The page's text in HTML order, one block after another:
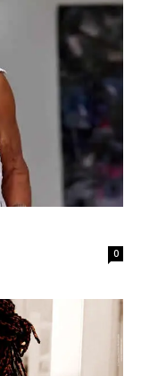
0